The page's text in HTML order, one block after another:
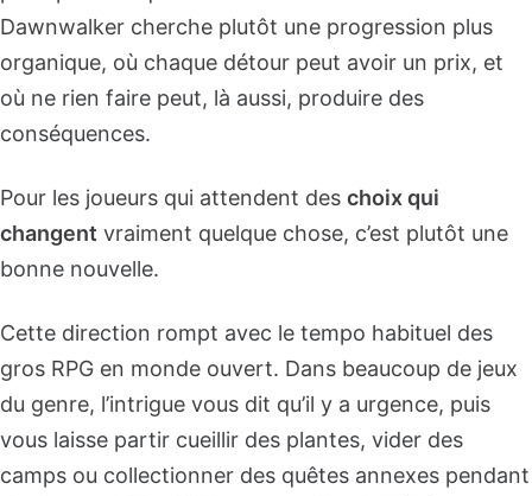
Dawnwalker cherche plutôt une progression plus
organique, où chaque détour peut avoir un prix, et
où ne rien faire peut, là aussi, produire des
conséquences.
Pour les joueurs qui attendent des choix qui
changent vraiment quelque chose, c’est plutôt une
bonne nouvelle.
Cette direction rompt avec le tempo habituel des
gros RPG en monde ouvert. Dans beaucoup de jeux
du genre, l’intrigue vous dit qu’il y a urgence, puis
vous laisse partir cueillir des plantes, vider des
camps ou collectionner des quêtes annexes pendant